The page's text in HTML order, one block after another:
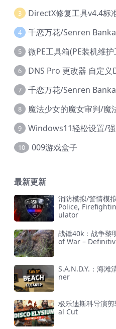
3 DirectX修复工具v4.4标
4 千恋万花/Senren Banka
5 微PE工具箱(PE装机维
6 DNS Pro 更改器 自定义
7 千恋万花/Senren
8 魔法少女的魔女审判/魔
9 Windows11轻松设置/
10 009游戏盒子
最新更新
消防模拟/警情模
Police,
ulator
战锤40k：战争
of War –
S.A.N.D.Y.：海滩
ner
极乐迪斯科导演
al Cut